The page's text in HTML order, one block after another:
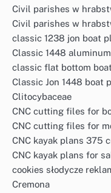
Civil parishes w
Civil parishes w
classic 1238 jon boat
Classic 1448
classic flat bottom
Classic Jon 1448 boat
Clitocybaceae
CNC cutting files for
CNC cutting files for
CNC kayak plans 375
CNC kayak plans for
cookies słodycze
Cremona